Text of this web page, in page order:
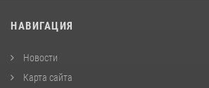
НАВИГАЦИЯ
Новости
Карта сайта